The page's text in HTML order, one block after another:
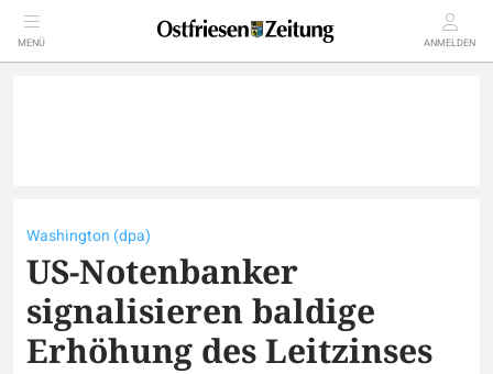
MENÜ ANMELDEN
Washington (dpa)
US-Notenbanker
signalisieren baldige
Erhöhung des Leitzinses